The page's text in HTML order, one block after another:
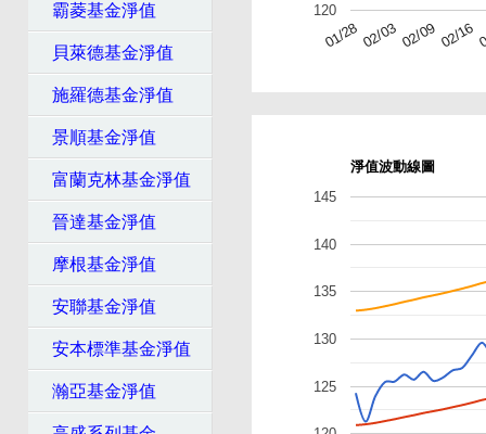
霸菱基金淨值
貝萊德基金淨值
施羅德基金淨值
景順基金淨值
富蘭克林基金淨值
晉達基金淨值
摩根基金淨值
安聯基金淨值
安本標準基金淨值
瀚亞基金淨值
01/28 02/03 02/09 02/16
120
淨值波動線圖
125
130
135
140
145